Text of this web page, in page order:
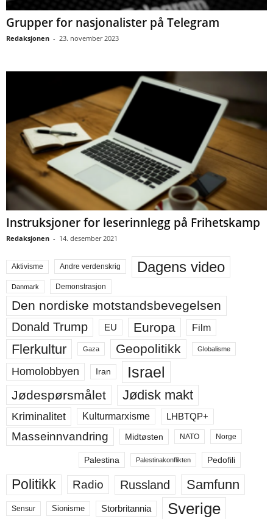
Grupper for nasjonalister på Telegram
Redaksjonen - 23. november 2023
Instruksjoner for leserinnlegg på Frihetskamp
Redaksjonen - 14. desember 2021
Aktivisme Andre verdenskrig Dagens video
Danmark Demonstrasjon
Den nordiske motstandsbevegelsen
Donald Trump EU Europa Film
Flerkultur Gaza Geopolitikk Globalisme
Homolobbyen Iran Israel
Jødespørsmålet Jødisk makt
Kriminalitet Kulturmarxisme LHBTQP+
Masseinnvandring Midtøsten NATO Norge
Palestina Palestinakonflikten Pedofili
Politikk Radio Russland Samfunn
Sensur Sionisme Storbritannia Sverige